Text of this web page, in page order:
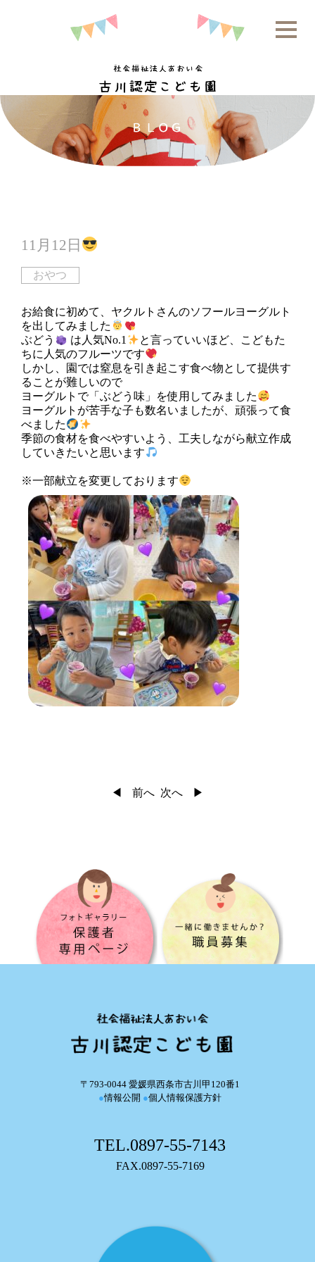
11月12日
おやつ
お給食に初めて、ヤクルトさんのソフールヨーグルト
を出してみました
ぶどう
は人気No.1
と言っていいほど、こどもた
ちに人気のフルーツです
しかし、園では窒息を引き起こす食べ物として提供す
ることが難しいので
ヨーグルトで「ぶどう味」を使用してみました
ヨーグルトが苦手な子も数名いましたが、頑張って食
べました
季節の食材を食べやすいよう、工夫しながら献立作成
していきたいと思います
※一部献立を変更しております
前へ 次へ
〒793-0044 愛媛県西条市古川甲120番1
●情報公開 ●個人情報保護方針
TEL.0897-55-7143
FAX.0897-55-7169